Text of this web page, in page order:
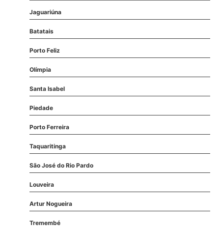
Jaguariúna
Batatais
Porto Feliz
Olímpia
Santa Isabel
Piedade
Porto Ferreira
Taquaritinga
São José do Rio Pardo
Louveira
Artur Nogueira
Tremembé